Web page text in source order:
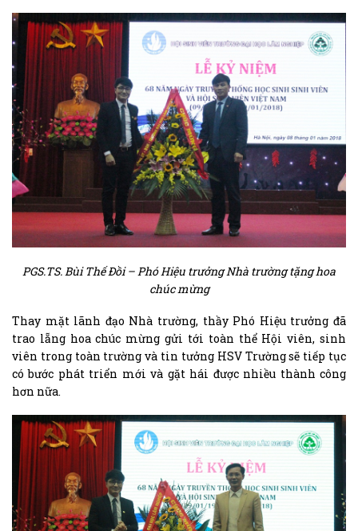
PGS.TS. Bùi Thế Đồi – Phó Hiệu trưởng Nhà trường tặng hoa
chúc mừng
Thay mặt lãnh đạo Nhà trường, thầy Phó Hiệu trưởng đã
trao lẵng hoa chúc mừng gửi tới toàn thể Hội viên, sinh
viên trong toàn trường và tin tưởng HSV Trường sẽ tiếp tục
có bước phát triển mới và gặt hái được nhiều thành công
hơn nữa.